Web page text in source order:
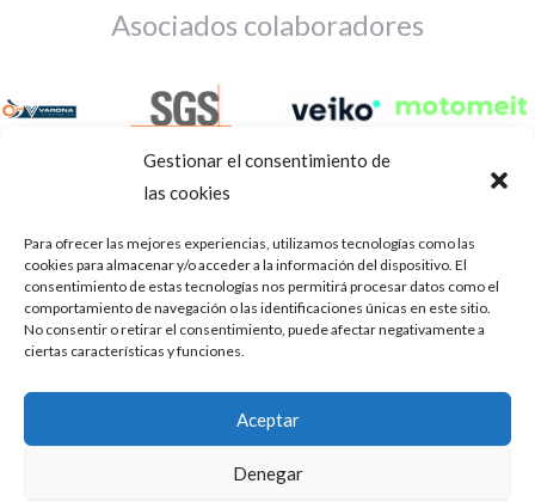
Gestionar el consentimiento de
las cookies
Para ofrecer las mejores experiencias, utilizamos tecnologías como las
cookies para almacenar y/o acceder a la información del dispositivo. El
consentimiento de estas tecnologías nos permitirá procesar datos como el
comportamiento de navegación o las identificaciones únicas en este sitio.
No consentir o retirar el consentimiento, puede afectar negativamente a
ciertas características y funciones.
Aceptar
Denegar
Asociados colaboradores
Aviso Legal Política de privacidad Portal de transparencia
ASOCIACIÓN DE TALLERES DE REPARACIÓN DE
AUTOMÓVILES • CIF: G14023832
Puedes aprender más sobre qué cookies utilizamos o